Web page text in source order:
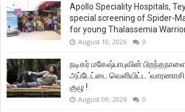
Apollo Speciality Hospitals,
special screening of Spider-
for young Thalassemia
August 10, 2026 0
நடிகர் மகேஷ்பாபுவின்
அப்டேட்டை வெளியிட்ட
குழு !
August 09, 2026 0